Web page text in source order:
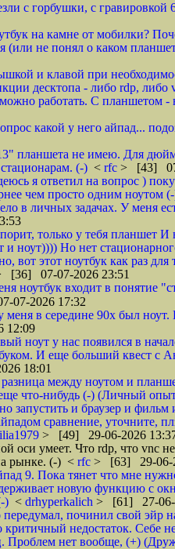
с горбушки, с
на камне от мобилки?
(или не понял о каком
и клавой при
десктопа - либо rdp, либо
работать. С планшетом
какой у него айпад...
планшета не имею. Для
(-) < rfc > [43]
я ответил на вопрос )
чем просто одним ноутом
в личных задачах. У меня
только у тебя планшет
и ноут)))) Но нет
вот этот ноутбук как раз
[36] 07-07-2026 23:51
ноутбук входит в понятие
07-2026 17:32
меня в середине 90x был
12:09
ноут у нас появился в
И еще больший квест с
18:01
между ноутом и
что-нибудь (-) (Личный
запустить и браузер и фильм
сравнение, уточните,
ilia1979 > [49] 29-06-2026
оси умеет. Что rdp, что vnc
рынке. (-) < rfc > [63] 29-06-
9. Пока тянет что мне
новую функцию с
) < drhyperkalich > [61] 27-06-
передумал, починил свой эйр
критичный недостаток. Себе
Проблем нет вообще, (+)